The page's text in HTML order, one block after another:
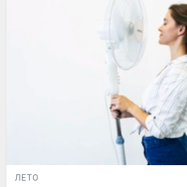
ЛЕТО